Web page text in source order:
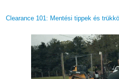
Clearance 101: Mentési tippek és